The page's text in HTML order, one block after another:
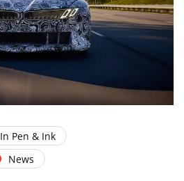
In Pen & Ink
News